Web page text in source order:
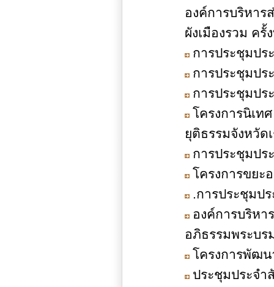
องค์การบริหา
ผังเมืองรวม ค
การประชุมป
การประชุมป
การประชุมป
โครงการนิเ
ยุติธรรมจังหวัด
การประชุมป
โครงการขยะ
.การประชุมป
องค์การบริหา
อภิธรรมพระบร
โครงการพัฒ
ประชุมประจำ